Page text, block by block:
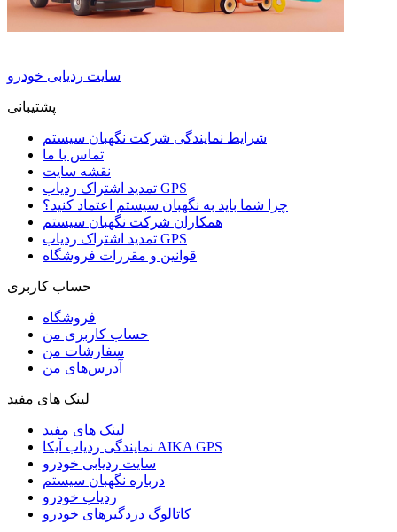
سایت ردیابی خودرو
پشتیبانی
شرایط نمایندگی شرکت نگهبان سیستم
تماس با ما
نقشه سایت
تمدید اشتراک ردیاب GPS
چرا شما باید به نگهبان سیستم اعتماد کنید؟
همکاران شرکت نگهبان سیستم
تمدید اشتراک ردیاب GPS
قوانین و مقررات فروشگاه
حساب کاربری
فروشگاه
حساب کاربری من
سفارشات من
آدرس‌های من
لینک های مفید
لینک های مفید
نمایندگی ردیاب آیکا AIKA GPS
سایت ردیابی خودرو
درباره نگهبان سیستم
ردیاب خودرو
کاتالوگ دزدگیرهای خودرو